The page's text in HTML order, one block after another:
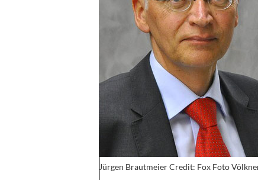
Jürgen Brautmeier Credit: Fox Foto